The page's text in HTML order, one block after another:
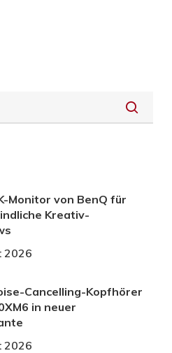
Monitor von BenQ für
Kreativ-
2026
Cancelling-Kopfhörer
in neuer
2026